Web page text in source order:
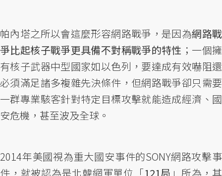
帕內塔之所以會這麼形容網路戰爭，是因為網路戰
爭比起核子戰爭更具備不對稱戰爭的特性 ；一個擁
有核子武器中型國家如以色列，要達成有效嚇阻還
必須滿足諸多複雜先決條件，但網路戰爭卻只需要
一群專業駭客針對特定目標攻擊就能造成經濟、國
安危機，甚至波及全球。
2014年美國視為重大國安事件的SONY網路攻擊事
件，就被認為是北韓網軍單位「121局 」所為，其